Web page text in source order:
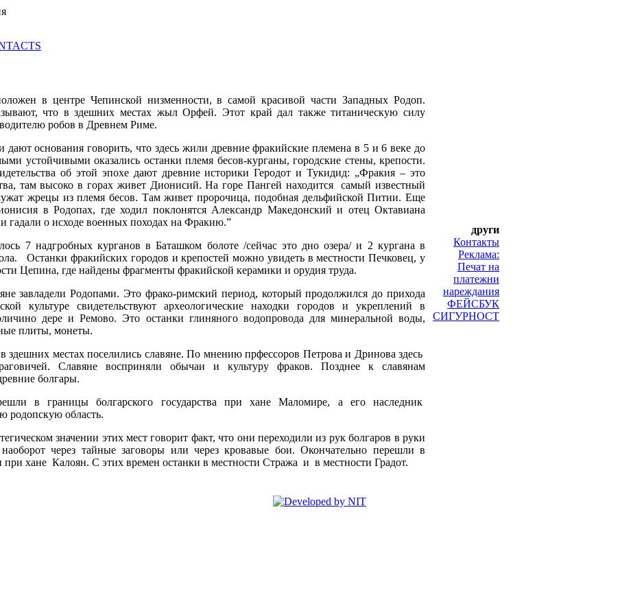
в центре Чепинской низменности, в самой красивой части Западных Родоп.
что в здешних местах жыл Орфей. Этот край дал также титаническую силу
робов в Древнем Риме.
дают основания говорить, что здесь жили древние фракийские племена в 5 и 6 веке до
устойчивыми оказались останки племя бесов-курганы, городские стены, крепости.
об этой эпохе дают древние историки Геродот и Тукидид: „Фракия – это
там высоко в горах живет Дионисий. На горе Пангей находится самый известный
жрецы из племя бесов. Там живет пророчица, подобная дельфийской Питии. Еще
в Родопах, где ходил поклонятся Александр Македонский и отец Октавиана
гадали о исходе военных походах на Фракию.”
7 надгробных курганов в Баташком болоте /сейчас это дно озера/ и 2 кургана в
Останки фракийских городов и крепостей можно увидеть в местности Печковец, у
Цепина, где найдены фрагменты фракийской керамики и орудия труда.
завладели Родопами. Это фрако-римский период, который продолжился до прихода
культуре свидетельствуют археологические находки городов и укреплений в
дере и Ремово. Это останки глиняного водопровода для минеральной воды,
плиты, монеты.
здешних местах поселились славяне. По мнению прфессоров Петрова и Дринова здесь
Славяне восприняли обычаи и культуру фраков. Позднее к славянам
болгары.
в границы болгарского государства при хане Маломире, а его наследник
родопскую область.
значении этих мест говорит факт, что они переходили из рук болгаров в руки
через тайные заговоры или через кровавые бои. Окончательно перешли в
при хане Калоян. С этих времен останки в местности Стража и в местности Градот.
други
Контакты
Реклама:
Печат на
платежни
нареждания
ФЕЙСБУК
СИГУРНОСТ